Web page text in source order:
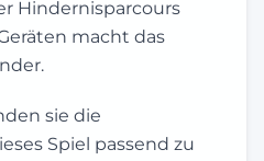
Hindernisparcours
macht das
sie die
Spiel passend zu